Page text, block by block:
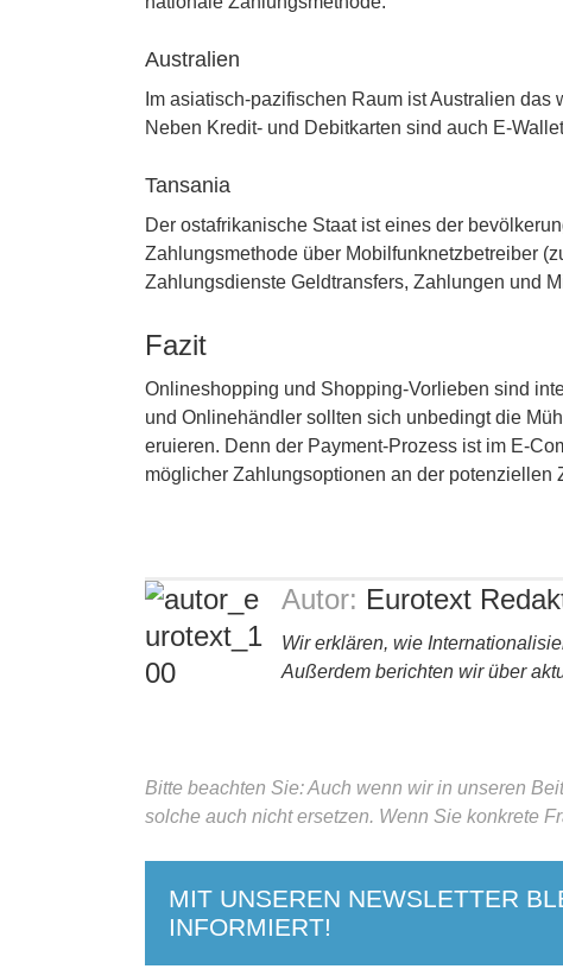
Australien
Im asiatisch-pazifischen Raum ist Australien
Neben Kredit- und Debitkarten sind auch E-
Tansania
Der ostafrikanische Staat ist eines der
Zahlungsmethode über Mobilfunknetzbetreiber
Zahlungsdienste Geldtransfers, Zahlungen und
Fazit
Onlineshopping und Shopping-Vorlieben sind
und Onlinehändler sollten sich unbedingt die
eruieren. Denn der Payment-Prozess ist im E-
möglicher Zahlungsoptionen an der potenziellen
Autor: Eurotext
Wir erklären, wie
Außerdem berichten wir über
Bitte beachten Sie: Auch wenn wir in unseren
solche auch nicht ersetzen. Wenn Sie konkrete
MIT UNSEREN NEWSLETTER
INFORMIERT!